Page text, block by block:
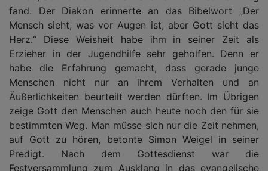
fand. Der Diakon erinnerte an das Bibelwort „Der
Mensch sieht, was vor Augen ist, aber Gott sieht das
Herz.“ Diese Weisheit habe ihm in seiner Zeit als
Erzieher in der Jugendhilfe sehr geholfen. Denn er
habe die Erfahrung gemacht, dass gerade junge
Menschen nicht nur an ihrem Verhalten und an
Äußerlichkeiten beurteilt werden dürften. Im Übrigen
zeige Gott den Menschen auch heute noch den für sie
bestimmten Weg. Man müsse sich nur die Zeit nehmen,
auf Gott zu hören, betonte Simon Weigel in seiner
Predigt. Nach dem Gottesdienst war die
Festversammlung zum Ausklang in das evangelische